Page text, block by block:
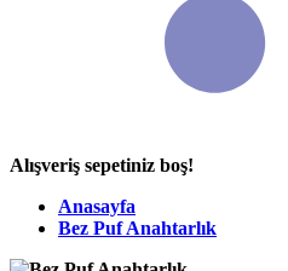
Alışveriş sepetiniz boş!
Anasayfa
Bez Puf Anahtarlık